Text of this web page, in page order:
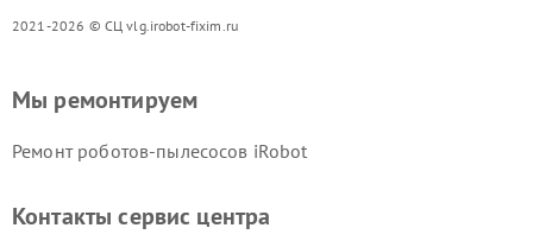
2021-2026 © СЦ vlg.irobot-fixim.ru
Мы ремонтируем
Ремонт роботов-пылесосов iRobot
Контакты сервис центра